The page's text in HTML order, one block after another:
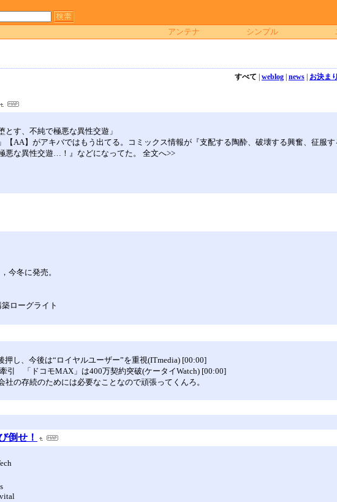
アンテナ シンプル
すべて weblog| news| お決まり
す、不純で極悪な異性交遊」
AA】がアキバではもう出てる。コミックス情報が『支配する陶酔、破壊する興奮、征服
悪な異性交遊…！』などになってた。 全文へ>>
今冬に発売。
ローグライト
し、今後は“ロイヤルユーザー”を重視(ITmedia) [00:00]
引 「ドコモMAX」は400万契約突破(ケータイWatch) [00:00]
の存続のためには必要なことなので頑張ってくんろ。
倒せ！